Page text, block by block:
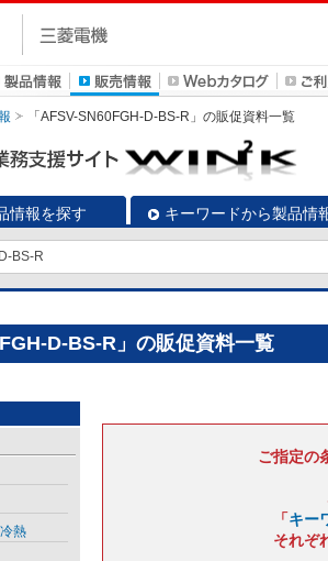
「AFSV-SN60FGH-D-BS-R」の販促資料一覧
情報を探す キーワードから製品情
D-BS-R」の販促資料一覧
ご指定の
「キー
それぞ
熱